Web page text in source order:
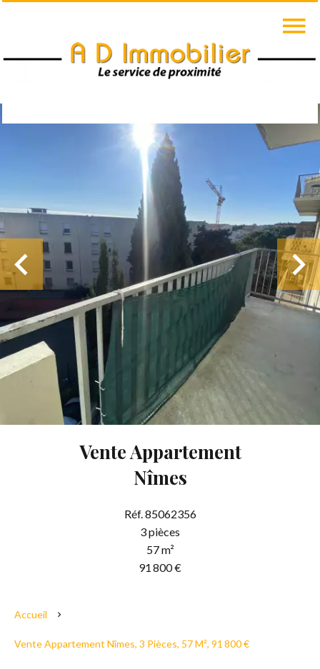
Vente Appartement
Nîmes
Réf. 85062356
3 pièces
57 m²
91 800 €
Accueil
Vente Appartement Nîmes, 3 Pièces, 57 M², 91 800 €